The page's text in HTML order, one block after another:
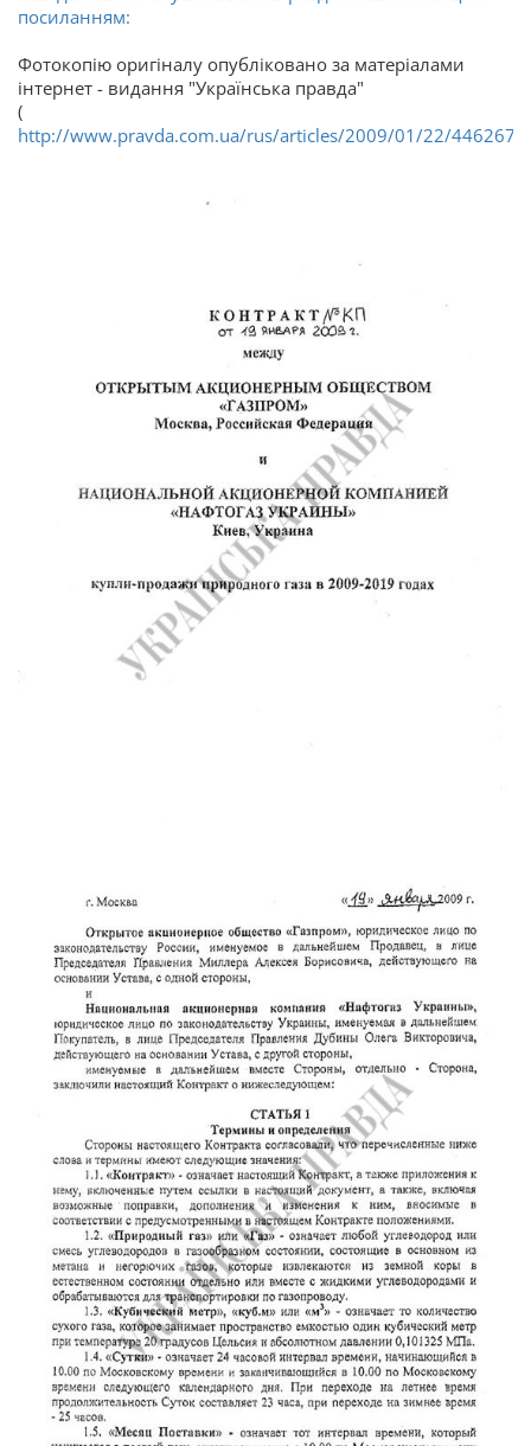
посиланням:
Фотокопію оригіналу опубліковано за матеріалами
інтернет - видання "Українська правда"
(
http://www.pravda.com.ua/rus/articles/2009/01/22/